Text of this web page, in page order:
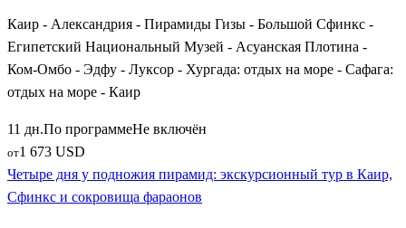
Каир - Александрия - Пирамиды Гизы - Большой Сфинкс -
Египетский Национальный Музей - Асуанская Плотина -
Ком-Омбо - Эдфу - Луксор - Хургада: отдых на море - Сафага:
отдых на море - Каир
11 дн.По программеНе включён
от1 673 USD
Четыре дня у подножия пирамид: экскурсионный тур в Каир,
Сфинкс и сокровища фараонов